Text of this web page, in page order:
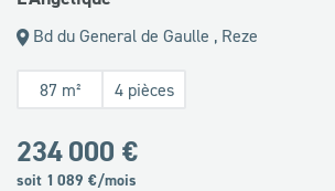
Bd du General de Gaulle , Reze
87 m² 4 pièces
234 000 €
soit 1 089 €/mois